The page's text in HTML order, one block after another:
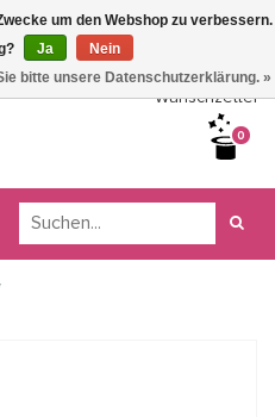
können Sie derzeit nicht
Wunschzettel
0
um den Webshop zu verbessern.
Ja
Nein
bitte unsere Datenschutzerklärung. »